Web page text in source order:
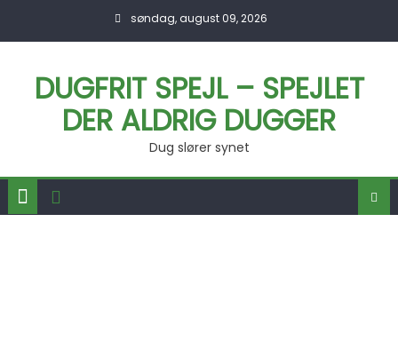
søndag, august 09, 2026
DUGFRIT SPEJL – SPEJLET
DER ALDRIG DUGGER
Dug slører synet